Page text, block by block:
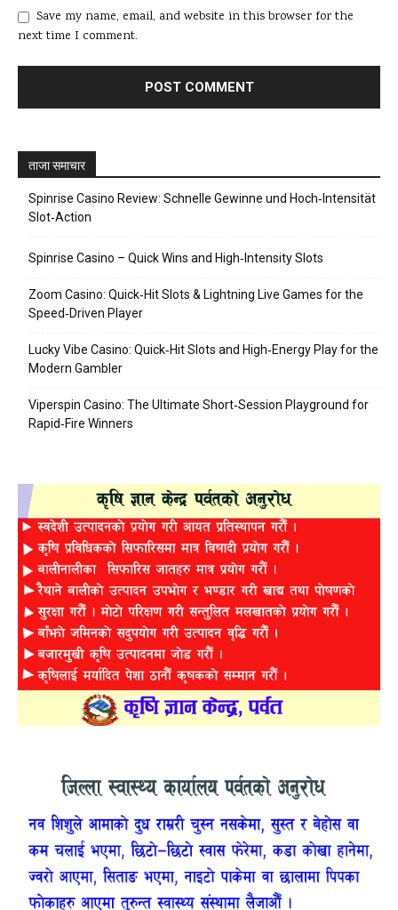
Save my name, email, and website in this browser for the
next time I comment.
ताजा समाचार
Spinrise Casino Review: Schnelle Gewinne und Hoch‑Intensität
Slot‑Action
Spinrise Casino – Quick Wins and High‑Intensity Slots
Zoom Casino: Quick‑Hit Slots & Lightning Live Games for the
Speed‑Driven Player
Lucky Vibe Casino: Quick‑Hit Slots and High‑Energy Play for the
Modern Gambler
Viperspin Casino: The Ultimate Short‑Session Playground for
Rapid‑Fire Winners